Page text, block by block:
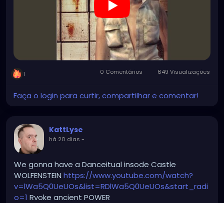
1 0 Comentários 649 Visualizações
Faça o login para curtir, compartilhar e comentar!
KattLyse
há 20 dias -
We gonna have a Danceitual insode Castle
WOLFENSTEIN https://www.youtube.com/watch?
v=lWa5Q0UeUOs&list=RDlWa5Q0UeUOs&start_radi
o=1 Rvoke ancient POWER